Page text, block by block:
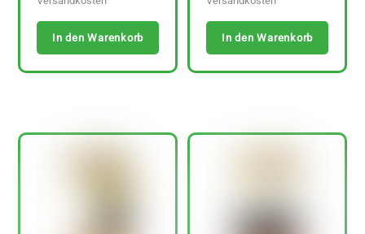
In den Warenkorb In den Warenkorb